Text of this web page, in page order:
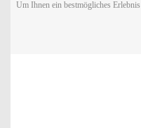
Um Ihnen ein bestmögliches